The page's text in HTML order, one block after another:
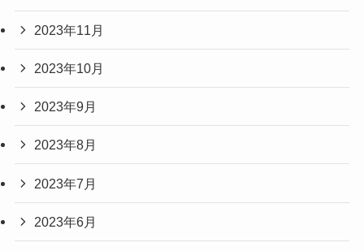
2023年11月
2023年10月
2023年9月
2023年8月
2023年7月
2023年6月